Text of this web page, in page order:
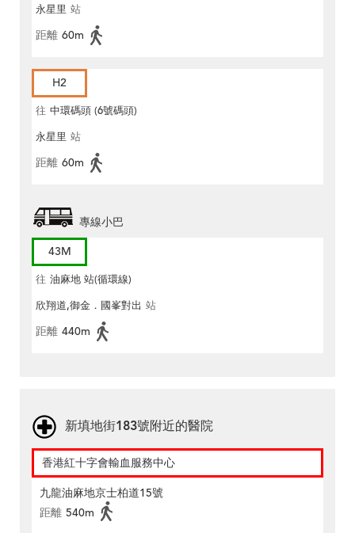
永星里 站
距離 60m
H2
往 中環碼頭 (6號碼頭)
永星里 站
距離 60m
專線小巴
43M
往 油麻地 站(循環線)
欣翔道,御金．國峯對出 站
距離 440m
新填地街183號附近的醫院
香港紅十字會輸血服務中心
九龍油麻地京士柏道15號
距離 540m